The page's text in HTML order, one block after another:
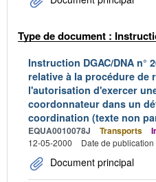
Type de document :
Instruction DGAC/DNA n°
relative à la procédure de
l'autorisation d'exercer
coordonnateur dans un
coordination (texte non
EQUA0010078J Transports
12-05-2000
Date de
Document principal